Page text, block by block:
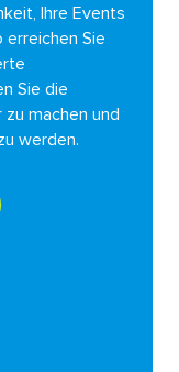
Ihre Events
Sie
Sie die
machen und
werden.